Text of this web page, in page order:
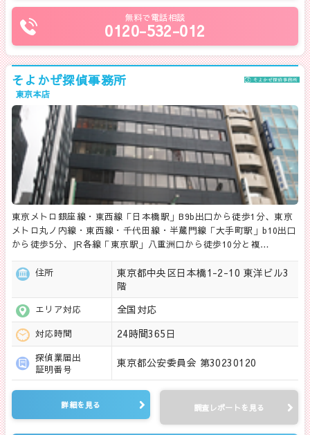
無料で電話相談
0120-532-012
そよかぜ探偵事務所
東京本店
東京メトロ銀座線・東西線「日本橋駅」B9b出口から徒歩1分、東京
メトロ丸ノ内線・東西線・千代田線・半蔵門線「大手町駅」b10出口
から徒歩5分、JR各線「東京駅」八重洲口から徒歩10分と複…
住所
東京都中央区日本橋1-2-10 東洋ビル3
階
エリア対応 全国対応
対応時間 24時間365日
探偵業届出
証明番号
東京都公安委員会 第30230120
詳細を見る 調査レポートを見る